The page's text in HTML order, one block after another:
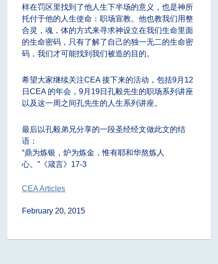
样在罚区里找到了他人生下半场的意义，也是神所
托付于他的人生使命：职场宣教。他也教我们用整
合灵，魂，体的方式来寻求神设立在我们生命里面
的生命密码，只有了解了自己的独一无二的生命密
码，我们才可能找到我们被造的目的。
希望大家继续关注CEA 接下来的活动，包括9月12
日CEA 的年会，9月19日孔毅先生的职场系列讲座
以及这一周之间孔先生的人生系列讲座。
最后以孔毅弟兄分享的一段圣经经文做此文的结
语：
“鼎为炼银，炉为炼金，惟有耶和华熬炼人
心。”《箴言》17-3
CEA Articles
February 20, 2015